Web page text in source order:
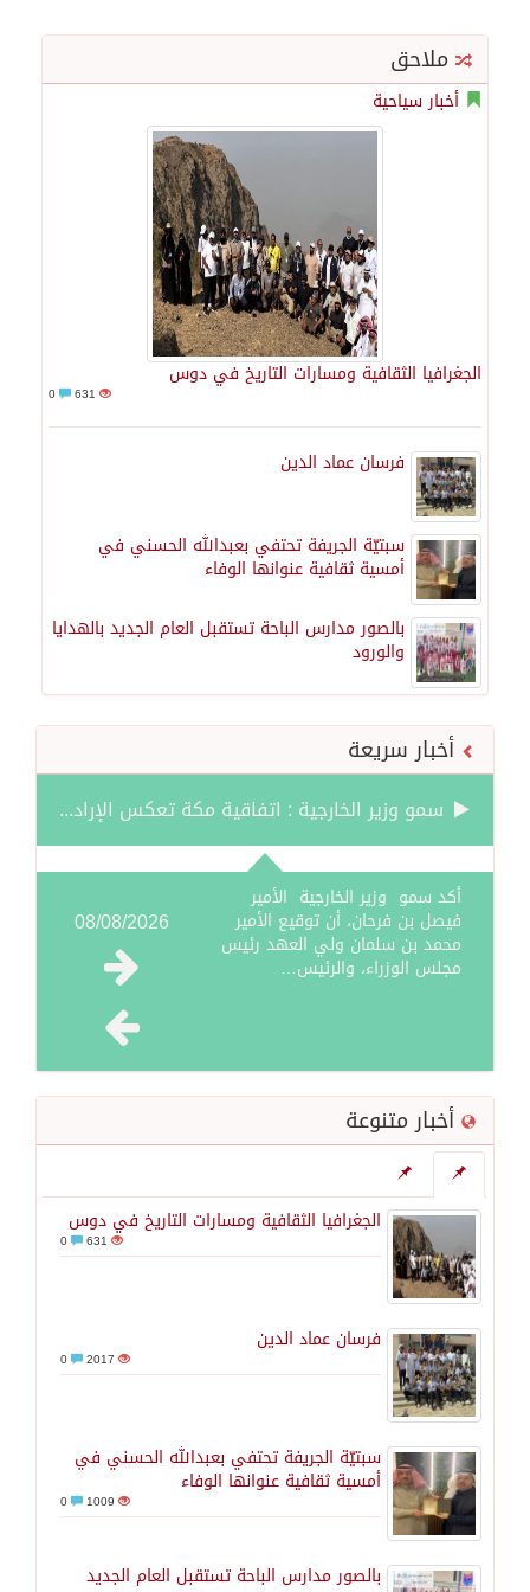
ملاحق
أخبار سياحية
الجغرافيا الثقافية ومسارات التاريخ في دوس
631
فرسان عماد الدين
سبتيّة الجريفة تحتفي بعبدالله الحسني في
أمسية ثقافية عنوانها الوفاء
بالصور مدارس الباحة تستقبل العام الجديد بالهدايا
والورود
أخبار سريعة
سمو وزير الخارجية : اتفاقية مكة تعكس الإرادة السياسية لحماية أمن المنطقة
صدور بيان مشترك لقمة مكة المكرمة للدفاع المشترك بين المملكة العربية السعودية والجمهورية التركية وجمهورية باكستان الإسلامية.
وزير الخارجية السعودي: جميع إجراءات إسرائيل الأحادية في أراضي فلسطين باطلة
“الفرصة الأخيرة”.. ترامب: المحادثات مع إيران جارية الآن
شهباز شريف: اتفاقية مكة للدفاع المشترك تمثل محطة مفصلية في مسار التعاون
08/08/2026
أكد سمو وزير الخارجية الأمير
فيصل بن فرحان، أن توقيع الأمير
محمد بن سلمان ولي العهد رئيس
مجلس الوزراء، والرئيس…
أخبار متنوعة
الجغرافيا الثقافية ومسارات التاريخ في دوس
631
فرسان عماد الدين
2017
سبتيّة الجريفة تحتفي بعبدالله الحسني في
أمسية ثقافية عنوانها الوفاء
1009
بالصور مدارس الباحة تستقبل العام الجديد